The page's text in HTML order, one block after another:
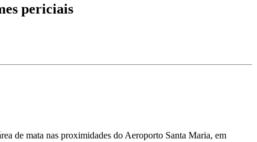
periciais
de mata nas proximidades do Aeroporto Santa Maria, em